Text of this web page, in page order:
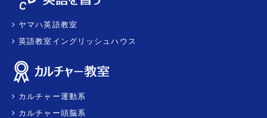
ヤマハ英語教室
英語教室イングリッシュハウス
カルチャー運動系
カルチャー頭脳系